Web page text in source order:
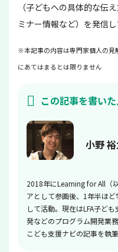
（子どもへの具体的な伝
ミナー情報など）を発信し
※本記事の内容は専門家個人の見
にあてはまるとは限りません
この記事を書い
小野
2018年にLearning for All（
アとして参画後、1年半ほ
して活動。現在はLFA子ど
発などのプログラム開発業
こども支援ナビの記事を執筆